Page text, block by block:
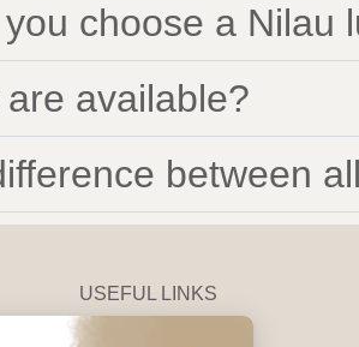
choose a Nilau
available?
between
USEFUL LINKS